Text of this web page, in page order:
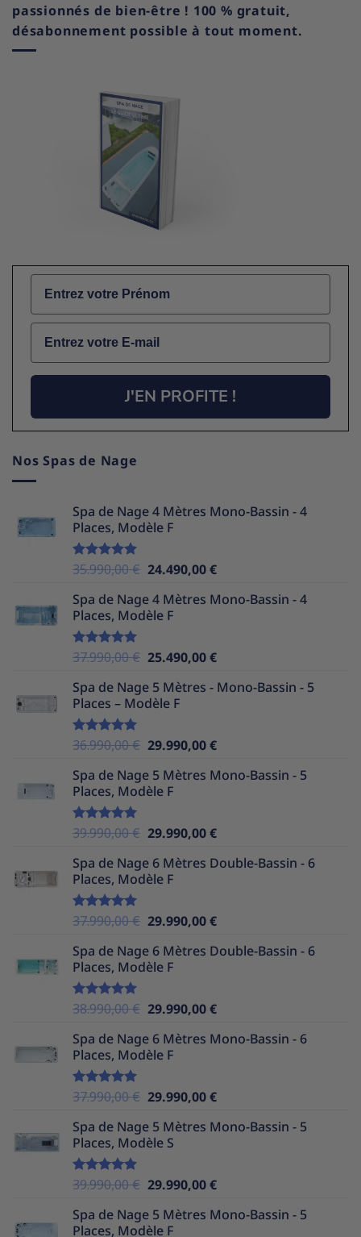
passionnés de bien-être ! 100 % gratuit,
désabonnement possible à tout moment.
Name
Email
J'EN PROFITE !
Nos Spas de Nage
Spa de Nage 4 Mètres Mono-Bassin - 4
Places, Modèle F
Note5.00
35.990,00€ Le
initial
était :
24.490,00€Le
actuel
Spa de Nage 4 Mètres Mono-Bassin - 4
Places, Modèle F
Note5.00
37.990,00€ Le
initial
était :
25.490,00€Le
actuel
Spa de Nage 5 Mètres - Mono-Bassin - 5
Places – Modèle F
Note5.00
36.990,00€ Le
initial
était :
29.990,00€Le
actuel
Spa de Nage 5 Mètres Mono-Bassin - 5
Places, Modèle F
Note5.00
39.990,00€ Le
initial
était :
29.990,00€Le
actuel
Spa de Nage 6 Mètres Double-Bassin - 6
Places, Modèle F
Note5.00
37.990,00€ Le
initial
était :
29.990,00€Le
actuel
Spa de Nage 6 Mètres Double-Bassin - 6
Places, Modèle F
Note5.00
38.990,00€ Le
initial
était :
29.990,00€Le
actuel
Spa de Nage 6 Mètres Mono-Bassin - 6
Places, Modèle F
Note5.00
37.990,00€ Le
initial
était :
29.990,00€Le
actuel
Spa de Nage 5 Mètres Mono-Bassin - 5
Places, Modèle S
Note5.00
39.990,00€ Le
initial
29.990,00€Le
actuel
Spa de Nage 5 Mètres Mono-Bassin - 5
Places, Modèle F